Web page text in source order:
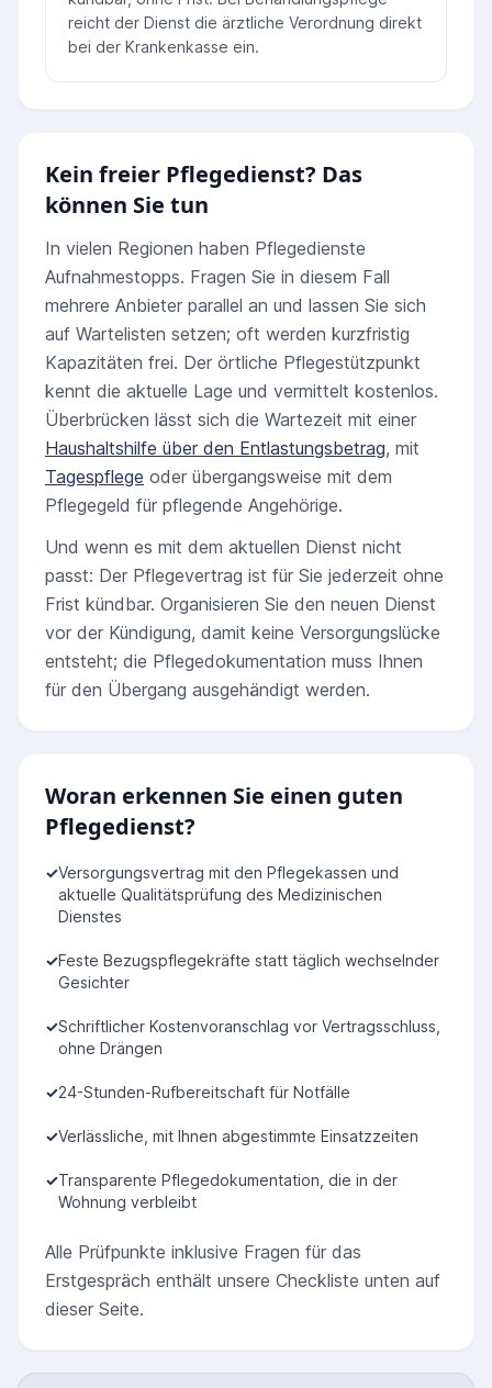
reicht der Dienst die ärztliche Verordnung direkt
bei der Krankenkasse ein.
Kein freier Pflegedienst? Das
können Sie tun
In vielen Regionen haben Pflegedienste
Aufnahmestopps. Fragen Sie in diesem Fall
mehrere Anbieter parallel an und lassen Sie sich
auf Wartelisten setzen; oft werden kurzfristig
Kapazitäten frei. Der örtliche Pflegestützpunkt
kennt die aktuelle Lage und vermittelt kostenlos.
Überbrücken lässt sich die Wartezeit mit einer
Haushaltshilfe über den Entlastungsbetrag, mit
Tagespflege oder übergangsweise mit dem
Pflegegeld für pflegende Angehörige.
Und wenn es mit dem aktuellen Dienst nicht
passt: Der Pflegevertrag ist für Sie jederzeit ohne
Frist kündbar. Organisieren Sie den neuen Dienst
vor der Kündigung, damit keine Versorgungslücke
entsteht; die Pflegedokumentation muss Ihnen
für den Übergang ausgehändigt werden.
Woran erkennen Sie einen guten
Pflegedienst?
✓Versorgungsvertrag mit den Pflegekassen und
aktuelle Qualitätsprüfung des Medizinischen
Dienstes
✓Feste Bezugspflegekräfte statt täglich wechselnder
Gesichter
✓Schriftlicher Kostenvoranschlag vor Vertragsschluss,
ohne Drängen
✓24-Stunden-Rufbereitschaft für Notfälle
✓Verlässliche, mit Ihnen abgestimmte Einsatzzeiten
✓Transparente Pflegedokumentation, die in der
Wohnung verbleibt
Alle Prüfpunkte inklusive Fragen für das
Erstgespräch enthält unsere Checkliste unten auf
dieser Seite.